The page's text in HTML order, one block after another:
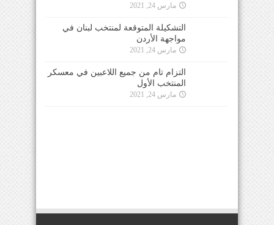
مارس 24, 2021
التشكيلة المتوقعة لمنتخب لبنان في
مواجهة الأردن
مارس 24, 2021
التزام تام من جميع اللاعبين في معسكر
المنتخب الأول
مارس 24, 2021